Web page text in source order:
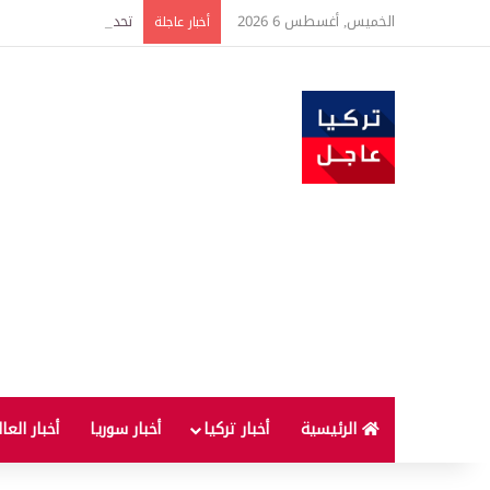
الخميس, أغسطس 6 2026 أخبار عاجلة
الرئيسية أخبار تركيا أخبار سوريا أخبار